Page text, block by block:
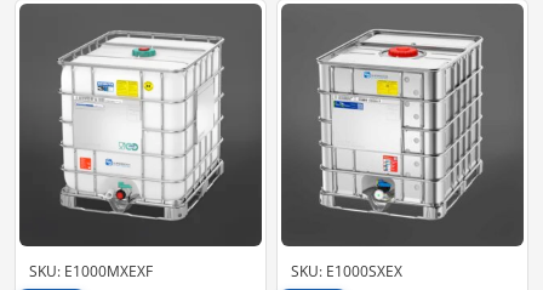
SKU: E1000MXEXF
SKU: E1000SXEX